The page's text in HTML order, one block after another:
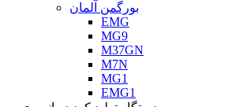
بورگمن آلمان
EMG
MG9
M37GN
M7N
MG1
EMG1